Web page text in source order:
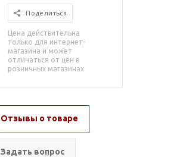
Поделиться
Цена действительна
только для интернет-
магазина и может
отличаться от цен в
розничных магазинах
Отзывы о товаре
Задать вопрос